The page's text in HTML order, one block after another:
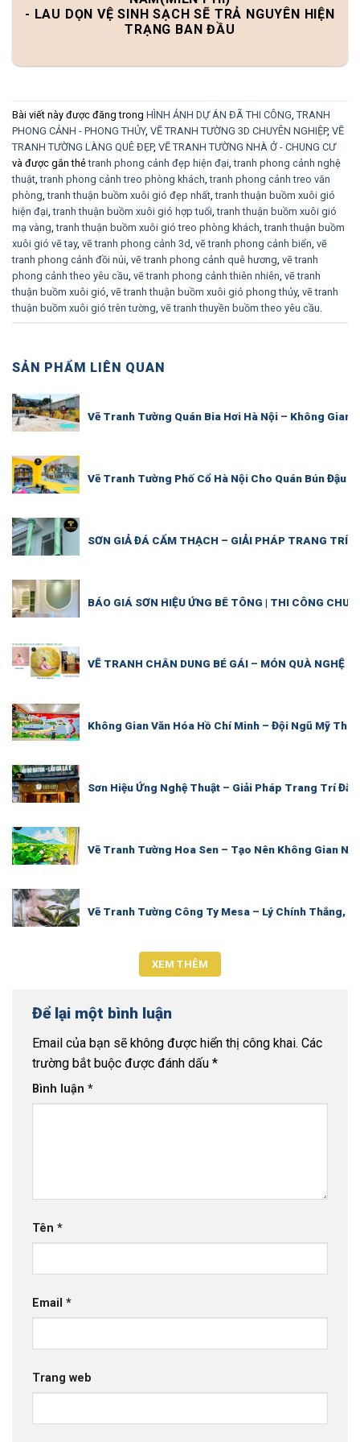
- LAU DỌN VỆ SINH SẠCH SẼ TRẢ NGUYÊN HIỆN
TRẠNG BAN ĐẦU
Bài viết này được đăng trong HÌNH ẢNH DỰ ÁN ĐÃ THI CÔNG TRANH
PHONG CẢNH - PHONG THỦY, VẼ TRANH TƯỜNG 3D CHUYÊN NGHIỆP, VẼ
TRANH TƯỜNG LÀNG QUÊ ĐẸP, VẼ TRANH TƯỜNG NHÀ Ở - CHUNG CƯ
và được gắn thẻtranh phong cảnh đẹp hiện đại ,tranh phong cảnh nghệ
thuật ,tranh phong cảnh treo phòng khách ,tranh phong cảnh treo văn
phòng ,tranh thuận buồm xuôi gió đẹp nhất ,tranh thuận buồm xuôi gió
hiện đại ,tranh thuận buồm xuôi gió hợp tuổi ,tranh thuận buồm xuôi gió
mạ vàng ,tranh thuận buồm xuôi gió treo phòng khách ,tranh thuận buồm
xuôi gió vẽ tay, vẽ tranh phong cảnh 3d vẽ tranh phong cảnh biển vẽ
tranh phong cảnh đồi núi vẽ tranh phong cảnh quê hương vẽ tranh
phong cảnh theo yêu cầu vẽ tranh phong cảnh thiên nhiên vẽ tranh
thuận buồm xuôi gió vẽ tranh thuận buồm xuôi gió phong thủy, vẽ tranh
thuận buồm xuôi gió trên tường vẽ tranh thuyền buồm theo yêu cầu
SẢN PHẨM LIÊN QUAN
Vẽ Tranh Tường Quán Bia Hơi Hà Nội – Không Gian
Vẽ Tranh Tường Phố Cổ Hà Nội Cho Quán Bún Đậu
SƠN GIẢ ĐÁ CẨM THẠCH – GIẢI PHÁP TRANG TRÍ
BÁO GIÁ SƠN HIỆU ỨNG BÊ TÔNG | THI CÔNG
VẼ TRANH CHÂN DUNG BÉ GÁI – MÓN QUÀ NGHỆ
Không Gian Văn Hóa Hồ Chí Minh – Đội Ngũ Mỹ
Sơn Hiệu Ứng Nghệ Thuật – Giải Pháp Trang Trí
Vẽ Tranh Tường Hoa Sen – Tạo Nên Không Gian
Vẽ Tranh Tường Công Ty Mesa – Lý Chính Thắng,
XEM THÊM
Để lại một bình luận
Email của bạn sẽ không được hiển thị công khai. Các
trường bắt buộc được đánh dấu *
Bình luận *
Tên *
Email *
Trang web